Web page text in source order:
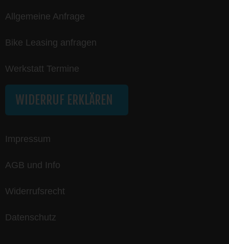
Allgemeine Anfrage
Bike Leasing anfragen
Werkstatt Termine
WIDERRUF ERKLÄREN
Impressum
AGB und Info
Widerrufsrecht
Datenschutz